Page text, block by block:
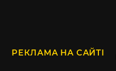
РЕКЛАМА НА САЙТІ